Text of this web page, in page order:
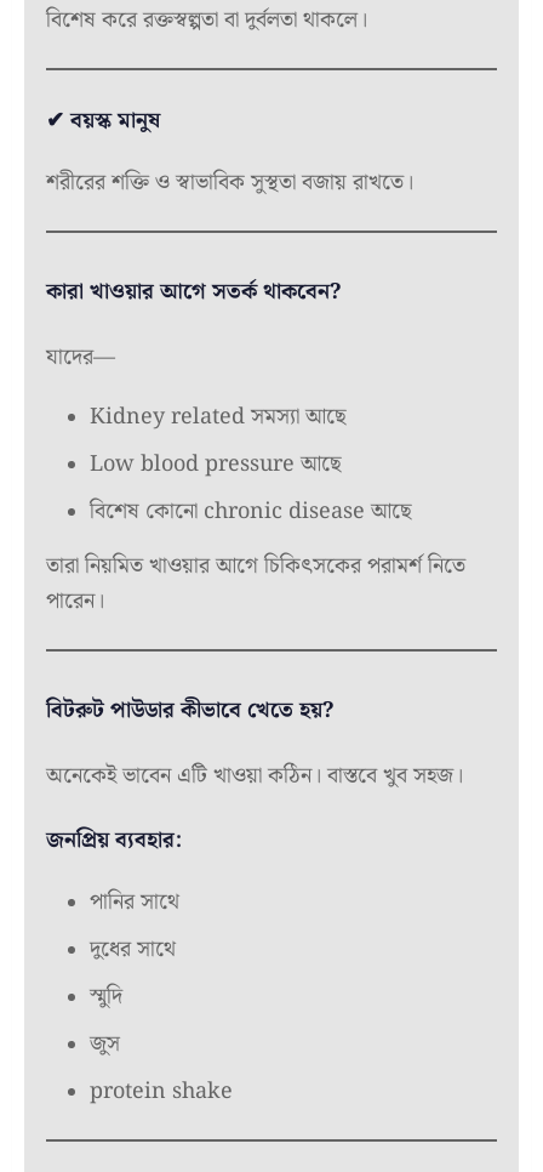
বিশেষ করে রক্তস্বল্পতা বা দুর্বলতা থাকলে।
✔ বয়স্ক মানুষ
শরীরের শক্তি ও স্বাভাবিক সুস্থতা বজায় রাখতে।
কারা খাওয়ার আগে সতর্ক থাকবেন?
যাদের—
Kidney related সমস্যা আছে
Low blood pressure আছে
বিশেষ কোনো chronic disease আছে
তারা নিয়মিত খাওয়ার আগে চিকিৎসকের পরামর্শ নিতে
পারেন।
বিটরুট পাউডার কীভাবে খেতে হয়?
অনেকেই ভাবেন এটি খাওয়া কঠিন। বাস্তবে খুব সহজ।
জনপ্রিয় ব্যবহার:
পানির সাথে
দুধের সাথে
স্মুদি
জুস
protein shake